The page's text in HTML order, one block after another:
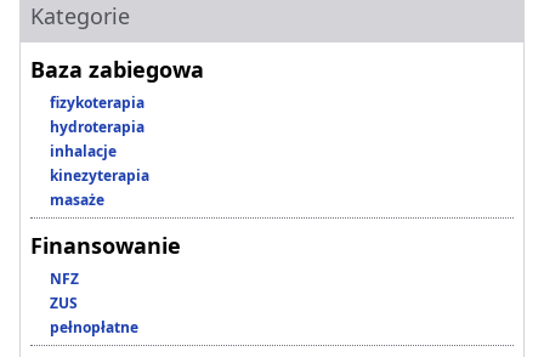
Kategorie
Baza zabiegowa
fizykoterapia
hydroterapia
inhalacje
kinezyterapia
masaże
Finansowanie
NFZ
ZUS
pełnopłatne